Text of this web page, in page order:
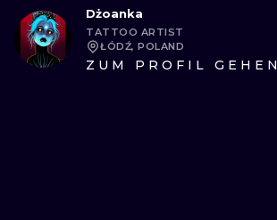
Dżoanka
TATTOO ARTIST
ŁÓDŹ, POLAND
ZUM PROFIL GEHEN